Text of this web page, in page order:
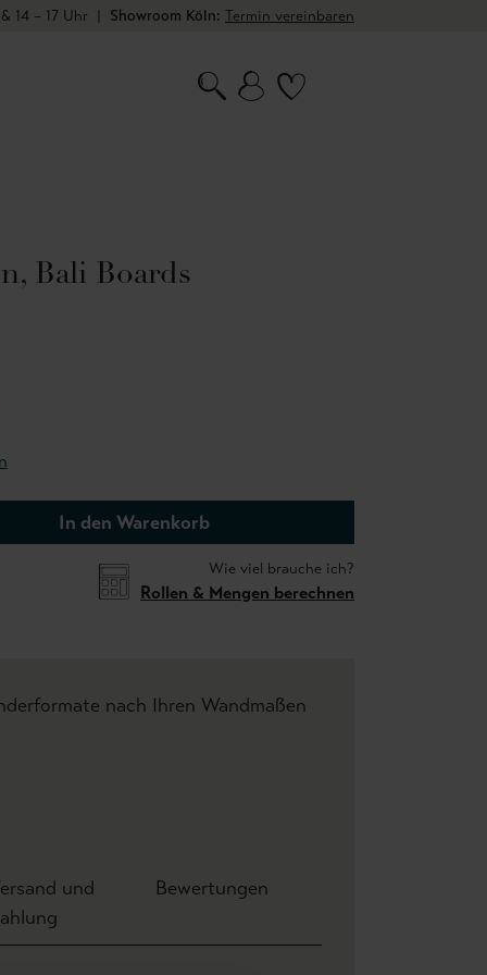
14 – 17 Uhr | Showroom Köln: Termin vereinbaren
Bali Boards
In den Warenkorb
Wie viel brauche ich?
Rollen & Mengen berechnen
nach Ihren Wandmaßen
und
Bewertungen